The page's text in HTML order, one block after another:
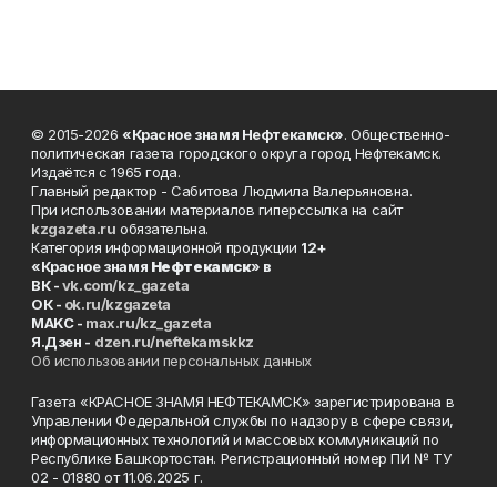
© 2015-2026 «Красное знамя Нефтекамск». Общественно-
политическая газета городского округа город Нефтекамск.
Издаётся с 1965 года.
Главный редактор - Сабитова Людмила Валерьяновна.
При использовании материалов гиперссылка на сайт
kzgazeta.ru обязательна.
Категория информационной продукции 12+
«Красное знамя Нефтекамск» в
ВК -vk.com/kz_gazeta
ОК - ok.ru/kzgazeta
MAKC - max.ru/kz_gazeta
Я.Дзен - dzen.ru/neftekamskkz
Об использовании персональных данных
Газета «КРАСНОЕ ЗНАМЯ НЕФТЕКАМСК» зарегистрирована в
Управлении Федеральной службы по надзору в сфере связи,
информационных технологий и массовых коммуникаций по
Республике Башкортостан. Регистрационный номер ПИ № ТУ
02 - 01880 от 11.06.2025 г.